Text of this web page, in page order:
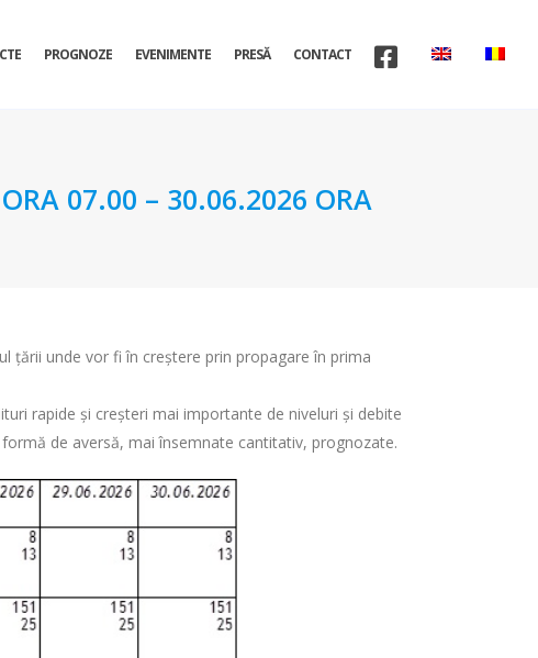
PROGNOZE EVENIMENTE PRESĂ CONTACT
07.00 – 30.06.2026 ORA
țării unde vor fi în creștere prin propagare în prima
rapide și creșteri mai importante de niveluri și debite
de aversă, mai însemnate cantitativ, prognozate.